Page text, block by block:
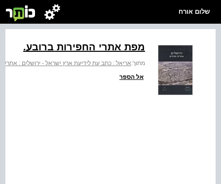
שלום אורח
מפת אתרי החפירות ברובע.
מתוך:אריאל : כתב עת לידיעת ארץ ישראל - ירושלים : אתרים
אל הספר